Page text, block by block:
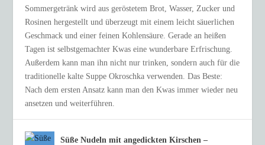
Sommergetränk wird aus geröstetem Brot, Wasser, Zucker und
Rosinen hergestellt und überzeugt mit einem leicht säuerlichen
Geschmack und einer feinen Kohlensäure. Gerade an heißen
Tagen ist selbstgemachter Kwas eine wunderbare Erfrischung.
Außerdem kann man ihn nicht nur trinken, sondern auch für die
traditionelle kalte Suppe Okroschka verwenden. Das Beste:
Nach dem ersten Ansatz kann man den Kwas immer wieder neu
ansetzen und weiterführen.
Süße Nudeln mit angedickten Kirschen –